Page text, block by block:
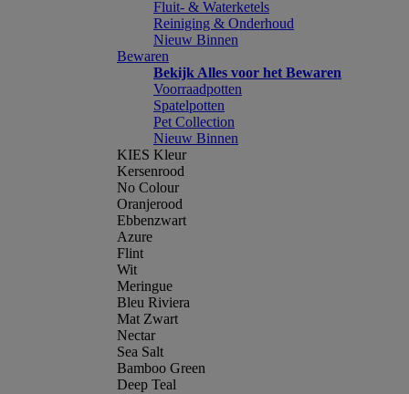
Fluit- & Waterketels
Reiniging & Onderhoud
Nieuw Binnen
Bewaren
Bekijk Alles voor het Bewaren
Voorraadpotten
Spatelpotten
Pet Collection
Nieuw Binnen
KIES Kleur
Kersenrood
No Colour
Oranjerood
Ebbenzwart
Azure
Flint
Wit
Meringue
Bleu Riviera
Mat Zwart
Nectar
Sea Salt
Bamboo Green
Deep Teal